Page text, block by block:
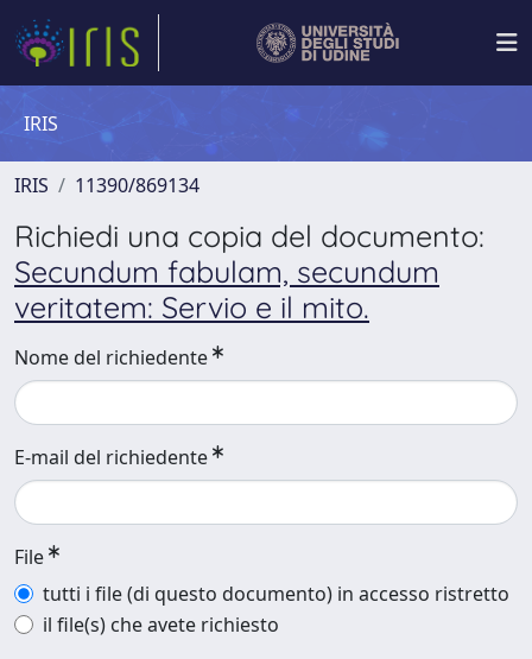
IRIS
IRIS 11390/869134
Richiedi una copia del documento:
Secundum fabulam, secundum
veritatem: Servio e il mito.
Nome del richiedente
E-mail del richiedente
File
tutti i file (di questo documento) in accesso ristretto
il file(s) che avete richiesto